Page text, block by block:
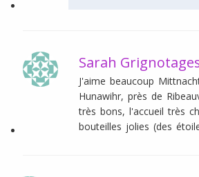
Sarah
J'aime beaucoup
Hunawihr, près de
très bons, l'accueil très
bouteilles jolies (des